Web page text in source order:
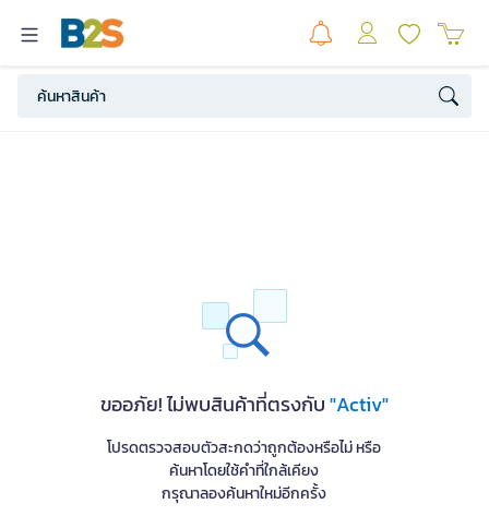
ขออภัย! ไม่พบสินค้าที่ตรงกับ"Activ"
โปรดตรวจสอบตัวสะกดว่าถูกต้องหรือไม่ หรือ
ค้นหาโดยใช้คำที่ใกล้เคียง
กรุณาลองค้นหาใหม่อีกครั้ง